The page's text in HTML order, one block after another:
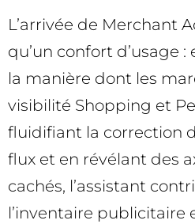
L’arrivée de Merchant
qu’un confort d’usage
la manière dont les
visibilité Shopping et
fluidifiant la correction
flux et en révélant des
cachés, l’assistant
l’inventaire publicitaire